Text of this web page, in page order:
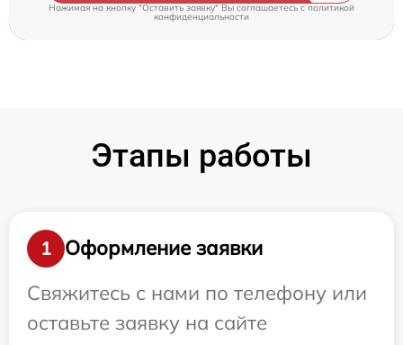
Нажимая на кнопку "Оставить заявку" Вы соглашаетесь cполитикой
конфиденциальности
Этапы работы
1
Оформление заявки
Свяжитесь с нами по телефону или
оставьте заявку на сайте